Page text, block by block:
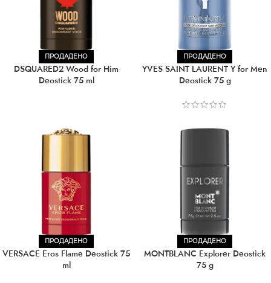
ПРОДАДЕНО
DSQUARED2 Wood for Him
Deostick 75 ml
ПРОДАДЕНО
YVES SAINT LAURENT Y for Men
Deostick 75 g
ПРОДАДЕНО
VERSACE Eros Flame Deostick 75
ml
ПРОДАДЕНО
MONTBLANC Explorer Deostick
75 g